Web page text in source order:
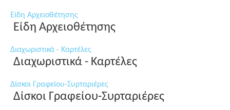
Είδη Αρχειοθέτησης
Είδη Αρχειοθέτησης
Διαχωριστικά - Καρτέλες
Διαχωριστικά - Καρτέλες
Δίσκοι Γραφείου-Συρταριέρες
Δίσκοι Γραφείου-Συρταριέρες